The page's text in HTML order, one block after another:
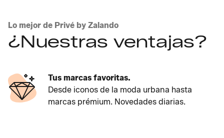
Lo mejor de Privé by Zalando
¿Nuestras ventajas?
Tus marcas favoritas.
Desde iconos de la moda urbana hasta
marcas prémium. Novedades diarias.